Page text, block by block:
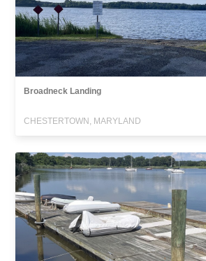
Broadneck Landing
CHESTERTOWN, MARYLAND